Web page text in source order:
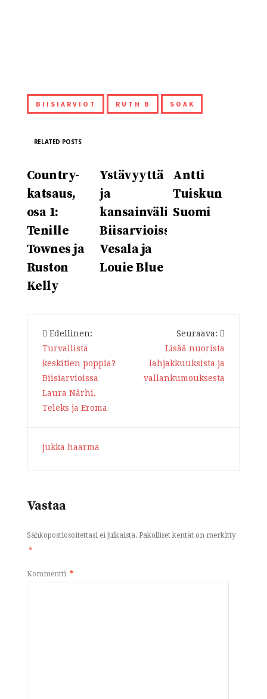
BIISIARVIOT RUTH B SOAK
RELATED POSTS
Country-
katsaus,
osa 1:
Tenille
Townes ja
Ruston
Kelly
Ystävyyttä
ja
kansainvälisyyttä.
Biisarvioissa
Vesala ja
Louie Blue
Antti
Tuiskun
Suomi
Edellinen:
Turvallista
keskitien poppia?
Biisiarvioissa
Laura Närhi,
Teleks ja Eroma
Seuraava:
Lisää nuorista
lahjakkuuksista ja
vallankumouksesta
jukka haarma
Vastaa
Sähköpostiosoitettasi ei julkaista. Pakolliset kentät on merkitty
*
Kommentti *